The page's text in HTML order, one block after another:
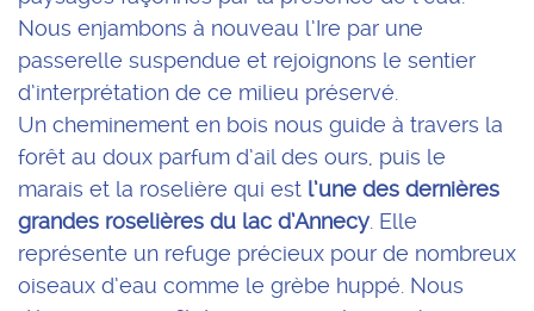
Nous enjambons à nouveau l’Ire par une
passerelle suspendue et rejoignons le sentier
d’interprétation de ce milieu préservé.
Un cheminement en bois nous guide à travers la
forêt au doux parfum d’ail des ours, puis le
marais et la roselière qui est l’une des dernières
grandes roselières du lac d’Annecy . Elle
représente un refuge précieux pour de nombreux
oiseaux d’eau comme le grèbe huppé. Nous